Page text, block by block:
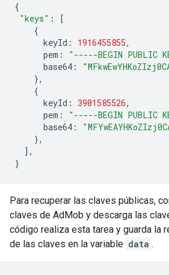
{
"keys" :
[
{
keyId : 1916455855,
pem :
"-----BEGIN PUBLIC
base64 :
},
{
keyId : 3901585526,
pem :
"-----BEGIN PUBLIC
base64 :
},
],
}
Para recuperar las claves públicas,
claves de AdMob y descarga las
código realiza esta tarea y guarda la
de las claves en la variable data .